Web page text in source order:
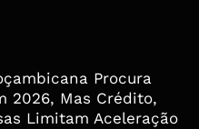
Procura
2026, Mas Crédito,
Limitam Aceleração